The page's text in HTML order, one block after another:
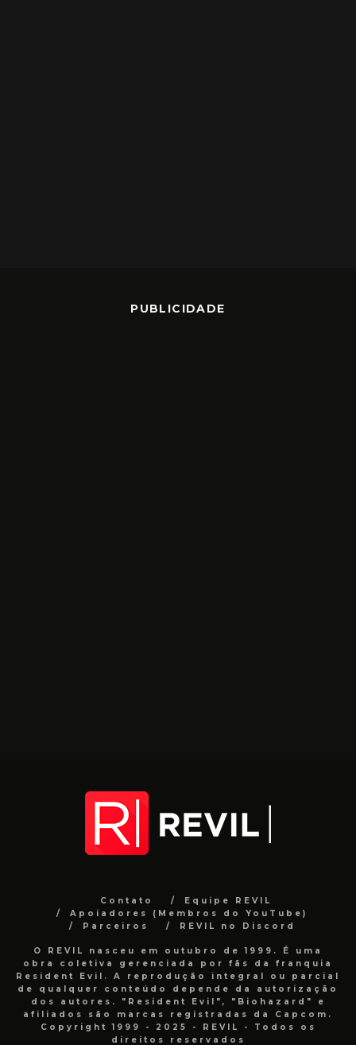
PUBLICIDADE
Contato
Equipe REVIL
Apoiadores (Membros do YouTube)
Parceiros
REVIL no Discord
O REVIL nasceu em outubro de 1999. É uma
obra coletiva gerenciada por fãs da franquia
Resident Evil. A reprodução integral ou parcial
de qualquer conteúdo depende da autorização
dos autores. "Resident Evil", "Biohazard" e
afiliados são marcas registradas da Capcom.
Copyright 1999 - 2025 - REVIL - Todos os
direitos reservados